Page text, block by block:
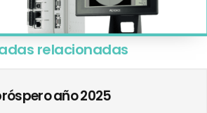
relacionadas
año 2025